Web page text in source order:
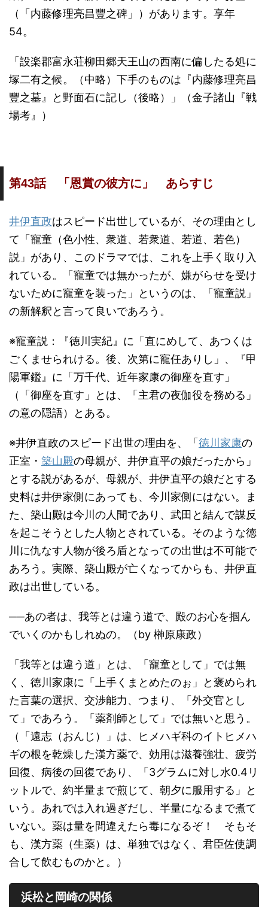
（「内藤修理亮昌豐之碑」）があります。享年
54。
「設楽郡富永荘柳田郷天王山の西南に偏したる処に
塚二有之候。（中略）下手のものは『内藤修理亮昌
豐之墓』と野面石に記し（後略）」（金子諸山『戦
場考』）
第43話 「恩賞の彼方に」 あらすじ
井伊直政はスピード出世しているが、その理由とし
て「寵童（色小性、衆道、若衆道、若道、若色）
説」があり、このドラマでは、これを上手く取り入
れている。「寵童では無かったが、嫌がらせを受け
ないために寵童を装った」というのは、「寵童説」
の新解釈と言って良いであろう。
※寵童説：『徳川実紀』に「直にめして、あつくは
ごくませられける。後、次第に寵任ありし」、『甲
陽軍鑑』に「万千代、近年家康の御座を直す」
（「御座を直す」とは、「主君の夜伽役を務める」
の意の隠語）とある。
※井伊直政のスピード出世の理由を、「 徳川家康の
正室・ 築山殿の母親が、井伊直平の娘だったから」
とする説があるが、母親が、井伊直平の娘だとする
史料は井伊家側にあっても、今川家側にはない。ま
た、築山殿は今川の人間であり、武田と結んで謀反
を起こそうとした人物とされている。そのような徳
川に仇なす人物が後ろ盾となっての出世は不可能で
あろう。実際、築山殿が亡くなってからも、井伊直
政は出世している。
──あの者は、我等とは違う道で、殿のお心を掴ん
でいくのかもしれぬの。（by 榊原康政）
「我等とは違う道」とは、「寵童として」では無
く、徳川家康に「上手くまとめたのぉ」と褒められ
た言葉の選択、交渉能力、つまり、「外交官とし
て」であろう。「薬剤師として」では無いと思う。
（「遠志（おんじ）」は、ヒメハギ科のイトヒメハ
ギの根を乾燥した漢方薬で、効用は滋養強壮、疲労
回復、病後の回復であり、「3グラムに対し水0.4リ
ットルで、約半量まで煎じて、朝夕に服用する」と
いう。あれでは入れ過ぎだし、半量になるまで煮て
いない。薬は量を間違えたら毒になるぞ！ そもそ
も、漢方薬（生薬）は、単独ではなく、君臣佐使調
合して飲むものかと。）
浜松と岡崎の関係